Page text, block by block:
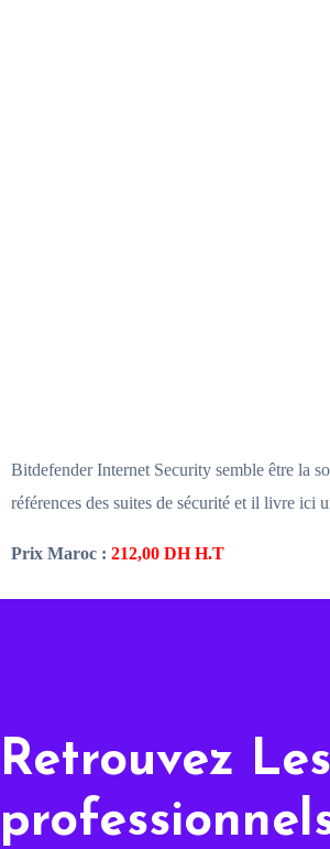
Bitdefender Internet Security semble être la
références des suites de sécurité et il livre ici
Prix Maroc : 212,00 DH H.T
Retrouvez